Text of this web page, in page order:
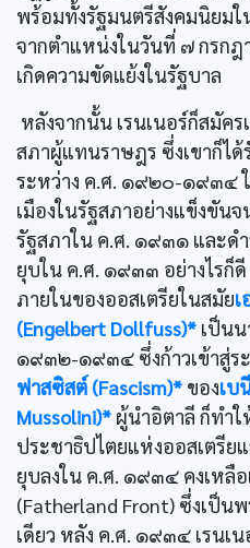
พร้อมทั้งรัฐมนตรีสังคมนิยมใ
จากตำแหน่งในวันที่ ๗ กรกฎ
เกิดความขัดแย้งในรัฐบาล
หลังจากนั้น เรนเนอร์ก็สมัค
สภาผู้แทนราษฎร ซึ่งเขาก็ไ
ระหว่าง ค.ศ. ๑๙๒๐-๑๙๓๔ ใ
เมืองในรัฐสภาอย่างแข็งขัน
รัฐสภาใน ค.ศ. ๑๙๓๑ และด
ยุบใน ค.ศ. ๑๙๓๓ อย่างไรก็ดี
ภายในของออสเตรียในสมัย
(Engelbert Dollfuss)* เป็น
๑๙๓๒-๑๙๓๔ ซึ่งก้าวเข้าสู่ร
ฟาสซิสต์ (Fascism)* ของเบ
Mussolini)* ผู้นำอิตาลี ก็ทำใ
ประชาธิปไตยแห่งออสเตรีย
ยุบลงใน ค.ศ. ๑๙๓๔ คงเหลื
(Fatherland Front) ซึ่งเป็น
เดียว หลัง ค.ศ. ๑๙๓๔ เรนเ